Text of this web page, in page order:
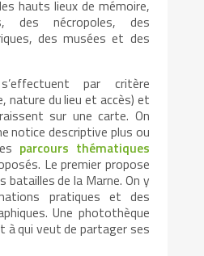
hauts lieux de mémoire,
des nécropoles, des
des musées et des
par critère
nature du lieu et accès) et
sur une carte. On
notice descriptive plus ou
parcours thématiques
Le premier propose
batailles de la Marne. On y
pratiques et des
Une photothèque
à qui veut de partager ses